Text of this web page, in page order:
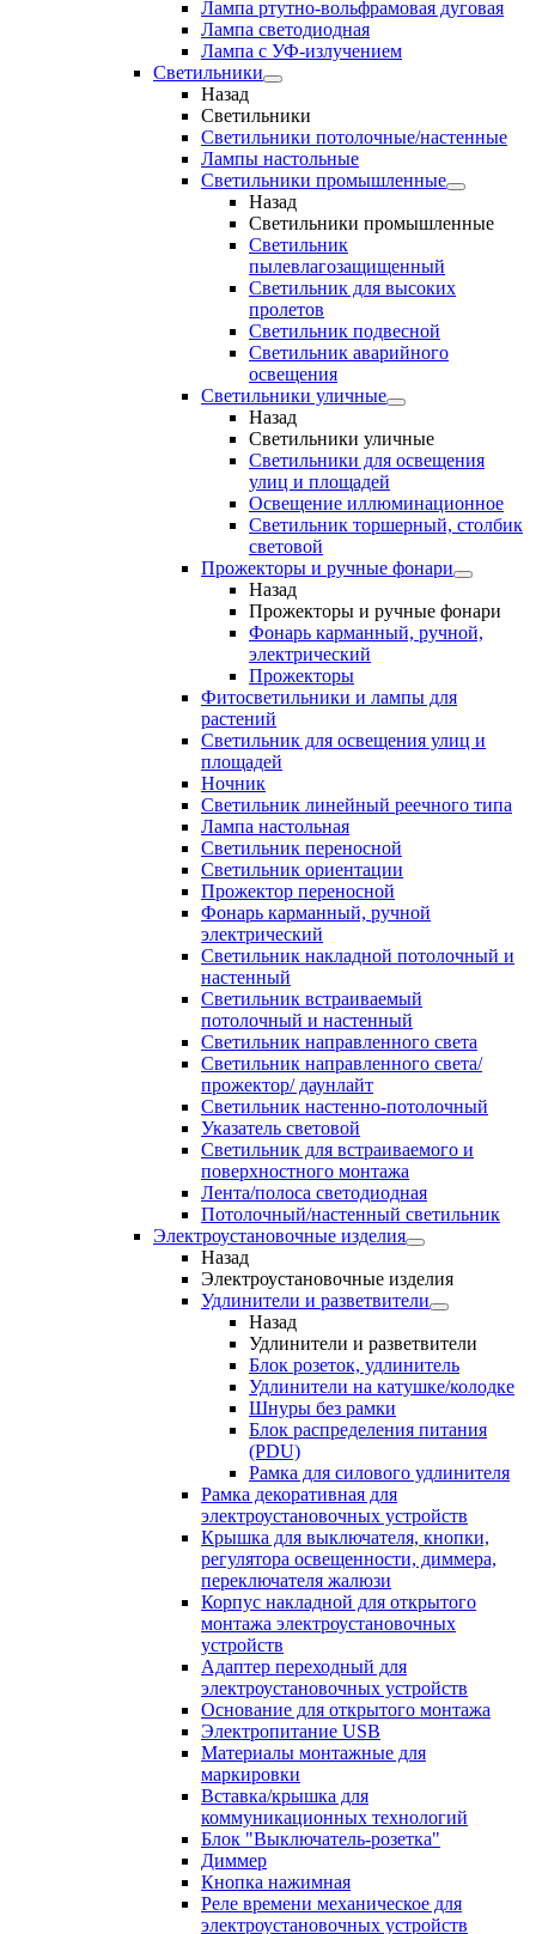
Лампа ртутно-вольфрамовая дуговая
Лампа светодиодная
Лампа с УФ-излучением
Светильники
Назад
Светильники
Светильники потолочные/настенные
Лампы настольные
Светильники промышленные
Назад
Светильники промышленные
Светильник
пылевлагозащищенный
Светильник для высоких
пролетов
Светильник подвесной
Светильник аварийного
освещения
Светильники уличные
Назад
Светильники уличные
Светильники для освещения
улиц и площадей
Освещение иллюминационное
Светильник торшерный, столбик
световой
Прожекторы и ручные фонари
Назад
Прожекторы и ручные фонари
Фонарь карманный, ручной,
электрический
Прожекторы
Фитосветильники и лампы для
растений
Светильник для освещения улиц и
площадей
Ночник
Светильник линейный реечного типа
Лампа настольная
Светильник переносной
Светильник ориентации
Прожектор переносной
Фонарь карманный, ручной
электрический
Светильник накладной потолочный и
настенный
Светильник встраиваемый
потолочный и настенный
Светильник направленного света
Светильник направленного света/
прожектор/ даунлайт
Светильник настенно-потолочный
Указатель световой
Светильник для встраиваемого и
поверхностного монтажа
Лента/полоса светодиодная
Потолочный/настенный светильник
Электроустановочные изделия
Назад
Электроустановочные изделия
Удлинители и разветвители
Назад
Удлинители и разветвители
Блок розеток, удлинитель
Удлинители на катушке/колодке
Шнуры без рамки
Блок распределения питания
(PDU)
Рамка для силового удлинителя
Рамка декоративная для
электроустановочных устройств
Крышка для выключателя, кнопки,
регулятора освещенности, диммера,
переключателя жалюзи
Корпус накладной для открытого
монтажа электроустановочных
устройств
Адаптер переходный для
электроустановочных устройств
Основание для открытого монтажа
Электропитание USB
Материалы монтажные для
маркировки
Вставка/крышка для
коммуникационных технологий
Блок "Выключатель-розетка"
Диммер
Кнопка нажимная
Реле времени механическое для
электроустановочных устройств